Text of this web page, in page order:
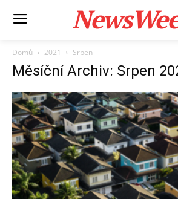
Domů 2021 Srpen
Měsíční Archiv: Srpen